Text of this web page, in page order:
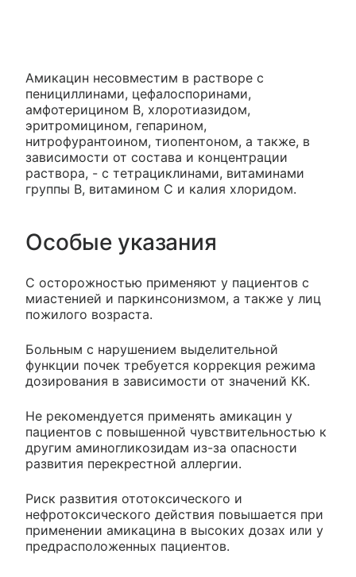
Амикацин несовместим в растворе с
пенициллинами, цефалоспоринами,
амфотерицином B, хлоротиазидом,
эритромицином, гепарином,
нитрофурантоином, тиопентоном, а также, в
зависимости от состава и концентрации
раствора, - с тетрациклинами, витаминами
группы B, витамином C и калия хлоридом.
Особые указания
С осторожностью применяют у пациентов с
миастенией и паркинсонизмом, а также у лиц
пожилого возраста.
Больным с нарушением выделительной
функции почек требуется коррекция режима
дозирования в зависимости от значений КК.
Не рекомендуется применять амикацин у
пациентов с повышенной чувствительностью к
другим аминогликозидам из-за опасности
развития перекрестной аллергии.
Риск развития ототоксического и
нефротоксического действия повышается при
применении амикацина в высоких дозах или у
предрасположенных пациентов.